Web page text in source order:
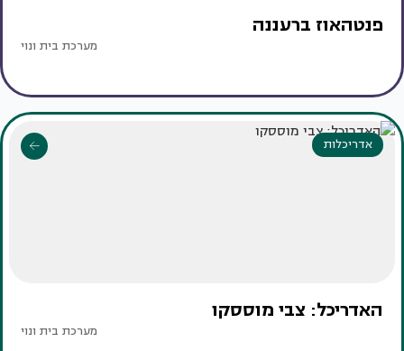
פנטהאוז ברעננה
מערכת בית ונוי
אדריכלות
האדריכל: צבי מוססקו
מערכת בית ונוי